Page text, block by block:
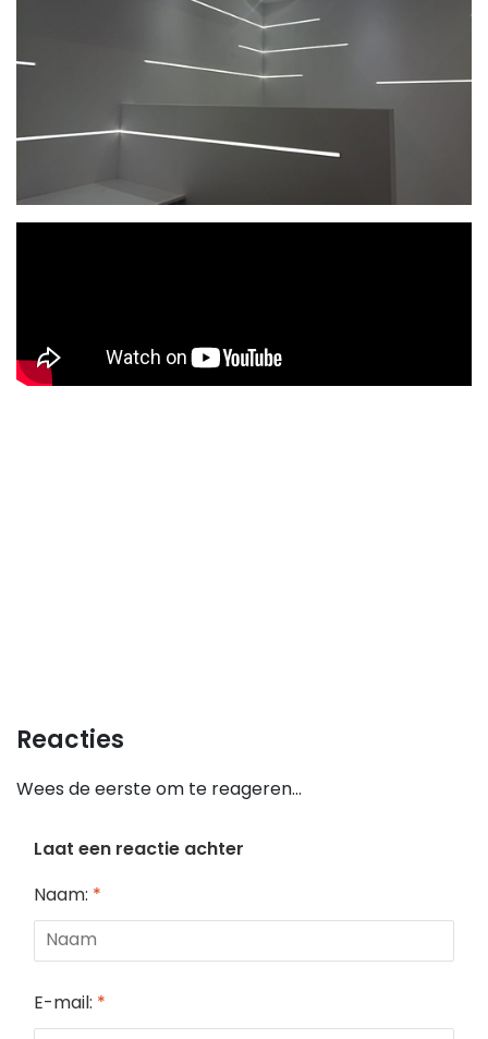
Reacties
Wees de eerste om te reageren...
Laat een reactie achter
Naam: *
E-mail: *